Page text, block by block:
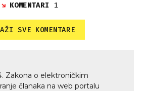
KOMENTARI 1
SVE KOMENTARE
Zakona o elektroničkim
članaka na web portalu